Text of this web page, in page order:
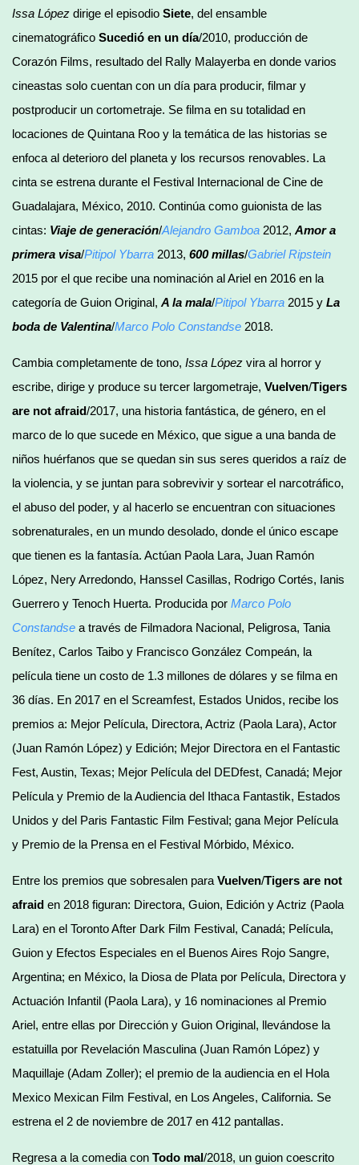
Issa López dirige el episodio Siete, del ensamble
cinematográfico Sucedió en un día/2010, producción de
Corazón Films, resultado del Rally Malayerba en donde varios
cineastas solo cuentan con un día para producir, filmar y
postproducir un cortometraje. Se filma en su totalidad en
locaciones de Quintana Roo y la temática de las historias se
enfoca al deterioro del planeta y los recursos renovables. La
cinta se estrena durante el Festival Internacional de Cine de
Guadalajara, México, 2010. Continúa como guionista de las
cintas: Viaje de generación/Alejandro Gamboa 2012, Amor a
primera visa/Pitipol Ybarra 2013, 600 millas/Gabriel Ripstein
2015 por el que recibe una nominación al Ariel en 2016 en la
categoría de Guion Original, A la mala/Pitipol Ybarra 2015 y La
boda de Valentina/Marco Polo Constandse 2018.
Cambia completamente de tono, Issa López vira al horror y
escribe, dirige y produce su tercer largometraje, Vuelven/Tigers
are not afraid/2017, una historia fantástica, de género, en el
marco de lo que sucede en México, que sigue a una banda de
niños huérfanos que se quedan sin sus seres queridos a raíz de
la violencia, y se juntan para sobrevivir y sortear el narcotráfico,
el abuso del poder, y al hacerlo se encuentran con situaciones
sobrenaturales, en un mundo desolado, donde el único escape
que tienen es la fantasía. Actúan Paola Lara, Juan Ramón
López, Nery Arredondo, Hanssel Casillas, Rodrigo Cortés, Ianis
Guerrero y Tenoch Huerta. Producida por Marco Polo
Constandse a través de Filmadora Nacional, Peligrosa, Tania
Benítez, Carlos Taibo y Francisco González Compeán, la
película tiene un costo de 1.3 millones de dólares y se filma en
36 días. En 2017 en el Screamfest, Estados Unidos, recibe los
premios a: Mejor Película, Directora, Actriz (Paola Lara), Actor
(Juan Ramón López) y Edición; Mejor Directora en el Fantastic
Fest, Austin, Texas; Mejor Película del DEDfest, Canadá; Mejor
Película y Premio de la Audiencia del Ithaca Fantastik, Estados
Unidos y del Paris Fantastic Film Festival; gana Mejor Película
y Premio de la Prensa en el Festival Mórbido, México.
Entre los premios que sobresalen para Vuelven/Tigers are not
afraid en 2018 figuran: Directora, Guion, Edición y Actriz (Paola
Lara) en el Toronto After Dark Film Festival, Canadá; Película,
Guion y Efectos Especiales en el Buenos Aires Rojo Sangre,
Argentina; en México, la Diosa de Plata por Película, Directora y
Actuación Infantil (Paola Lara), y 16 nominaciones al Premio
Ariel, entre ellas por Dirección y Guion Original, llevándose la
estatuilla por Revelación Masculina (Juan Ramón López) y
Maquillaje (Adam Zoller); el premio de la audiencia en el Hola
Mexico Mexican Film Festival, en Los Angeles, California. Se
estrena el 2 de noviembre de 2017 en 412 pantallas.
Regresa a la comedia con Todo mal/2018, un guion coescrito